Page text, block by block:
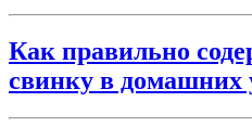
Как правильно
свинку в домашних